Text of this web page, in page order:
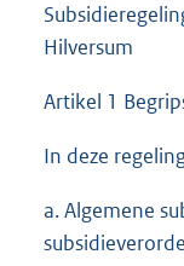
Hilversum
Artikel 1
In deze
a. Algemene